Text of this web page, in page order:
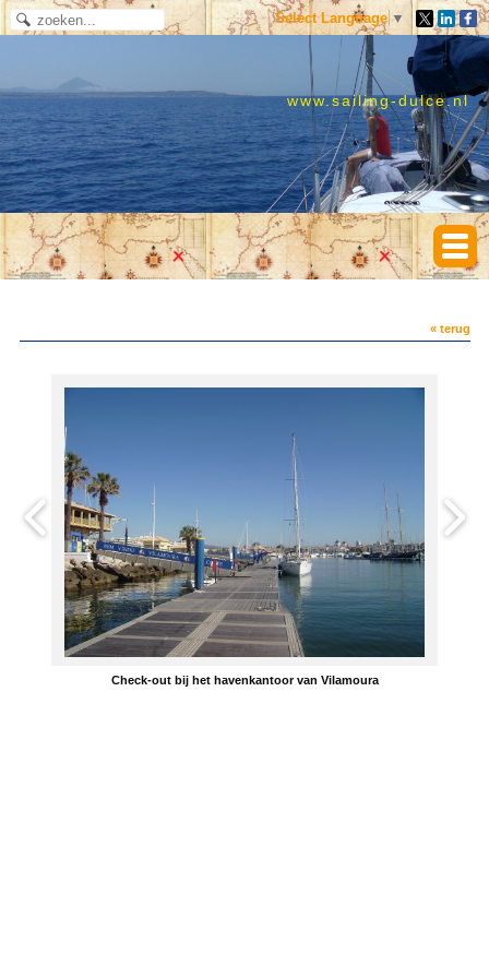
Select Language ▼
www.sailing-dulce.nl
« terug
Check-out bij het havenkantoor van Vilamoura